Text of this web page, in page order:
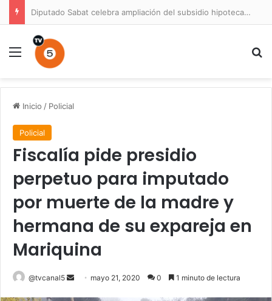
Diputado Sabat celebra ampliación del subsidio hipotecario con viviendas de hasta 6.000 UF
Menú
Inicio / Policial
Policial
Fiscalía pide presidio
perpetuo para imputado
por muerte de la madre y
hermana de su expareja en
Mariquina
@tvcanal5
Send mayo 21, 2020 0 1 minuto de lectura